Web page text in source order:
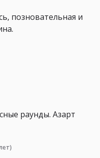
позновательная и
раунды. Азарт